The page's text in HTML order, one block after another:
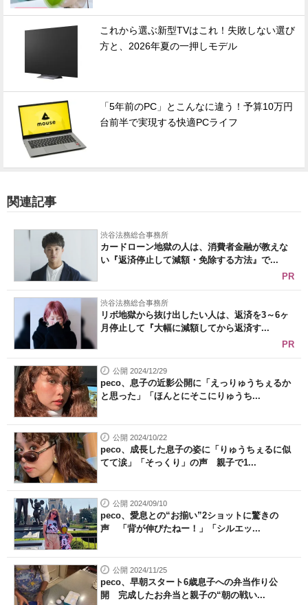
これから選ぶ新型TVはこれ！失敗しない選び
方と、2026年夏の一押しモデル
「5年前のPC」とこんなに違う！予算10万円
台前半で実現する快適PCライフ
関連記事
渋谷法務総合事務所
カードローン地獄の人は、消費者金融が教えな
い『返済停止して減額・免除する方法』で...
PR
渋谷法務総合事務所
リボ地獄から抜け出したい人は、返済を3～6ヶ
月停止して『大幅に減額してから返済す...
PR
公開 2024/12/29
peco、息子の近影公開に「えっりゅうちぇるか
と思った」「ほんとにそこにりゅうち...
公開 2024/10/22
peco、成長した息子の姿に「りゅうちぇるに似
てて涙」「そっくり」の声 親子で1...
公開 2024/09/10
peco、愛息との“お揃い”2ショットに驚きの
声 「背が伸びたねー！」「シルエッ...
公開 2024/11/25
peco、早朝スタート6歳息子への弁当作り公
開 完成したお弁当と親子の“朝の戦い...